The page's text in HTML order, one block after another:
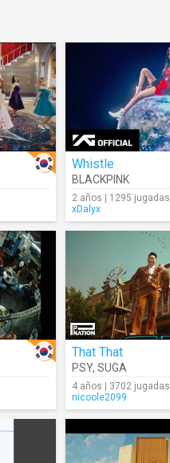
Whistle
BLACKPINK
2 años | 1295 jugadas
xDalyx
That That
PSY, SUGA
4 años | 3702 jugadas
nicoole2099